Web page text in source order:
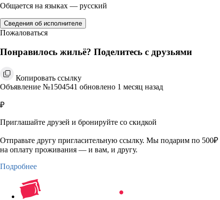
Общается на языках — русский
Сведения об исполнителе
Пожаловаться
Понравилось жильё? Поделитесь с друзьями
Копировать ссылку
Объявление №1504541 обновлено 1 месяц назад
₽
Приглашайте друзей и бронируйте со скидкой
Отправьте другу пригласительную ссылку. Мы подарим по 500₽
на оплату проживания — и вам, и другу.
Подробнее